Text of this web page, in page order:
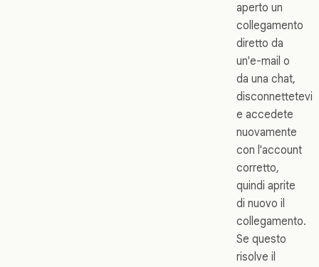
aperto un
collegamento
diretto da
un'e-mail o
da una chat,
disconnettetevi
e accedete
nuovamente
con l'account
corretto,
quindi aprite
di nuovo il
collegamento.
Se questo
risolve il